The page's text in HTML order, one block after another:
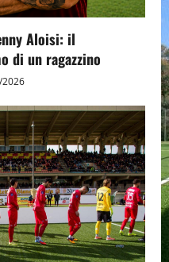
Aloisi: il
di un ragazzino